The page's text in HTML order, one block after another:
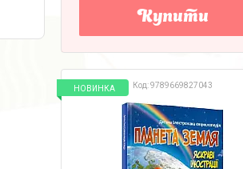
Купити
9789669827043
НОВИНКА